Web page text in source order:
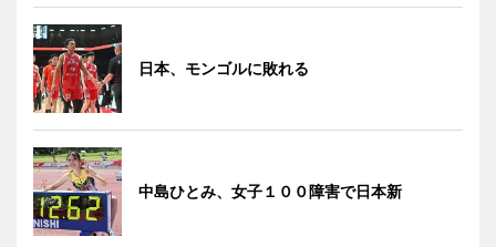
日本、モンゴルに敗れる
中島ひとみ、女子１００障害で日本新